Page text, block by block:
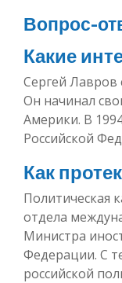
Вопрос-
Какие
Сергей Лавров
Он начинал
Америки. В
Российской
Как
Политическая
отдела
Министра
Федерации. С
российской